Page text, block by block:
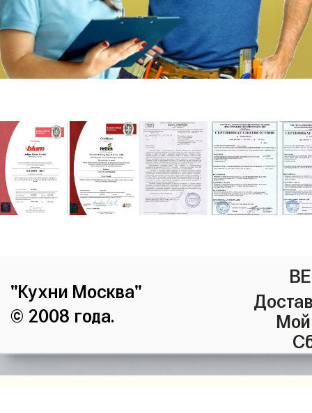
"Кухни Москва"
© 2008 года.